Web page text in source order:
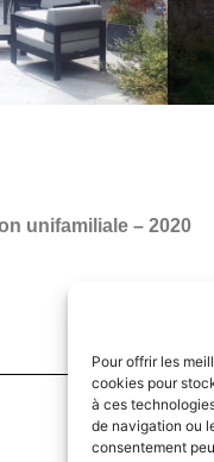
Pour offrir les
cookies pour
à ces
de navigation ou
consentement
unifamiliale – 2020